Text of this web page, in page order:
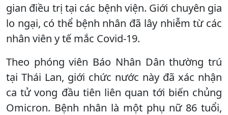
gian điều trị tại các bệnh viện. Giới chuyên gia
lo ngại, có thể bệnh nhân đã lây nhiễm từ các
nhân viên y tế mắc Covid-19.
Theo phóng viên Báo Nhân Dân thường trú
tại Thái Lan, giới chức nước này đã xác nhận
ca tử vong đầu tiên liên quan tới biến chủng
Omicron. Bệnh nhân là một phụ nữ 86 tuổi,